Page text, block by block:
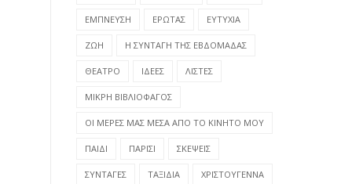
ΕΜΠΝΕΥΣΗ ΕΡΩΤΑΣ ΕΥΤΥΧΙΑ
ΖΩΗ Η ΣΥΝΤΑΓΗ ΤΗΣ ΕΒΔΟΜΑΔΑΣ
ΘΕΑΤΡΟ ΙΔΕΕΣ ΛΙΣΤΕΣ
ΜΙΚΡΗ ΒΙΒΛΙΟΦΑΓΟΣ
ΟΙ ΜΕΡΕΣ ΜΑΣ ΜΕΣΑ ΑΠΟ ΤΟ ΚΙΝΗΤΟ ΜΟΥ
ΠΑΙΔΙ ΠΑΡΙΣΙ ΣΚΕΨΕΙΣ
ΣΥΝΤΑΓΕΣ ΤΑΞΙΔΙΑ ΧΡΙΣΤΟΥΓΕΝΝΑ